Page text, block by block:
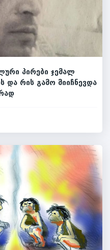
პირები ჯემალ
და რის გამო მიიჩნევდა